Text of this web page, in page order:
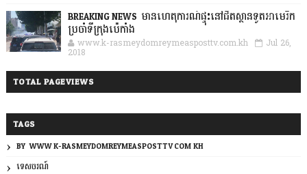
BREAKING NEWS: មានហេតុការណ៍ផ្ទុះនៅជិតស្ថានទូតអាមេរិក
ប្រចាំទីក្រុងប៉េកាំង
www.k-rasmeydomreymeasposttv.com.kh Jul 26,
2018
TOTAL PAGEVIEWS
TAGS
BY: WWW.K-RASMEYDOMREYMEASPOSTTV.COM.KH
ទេសចរណ៍